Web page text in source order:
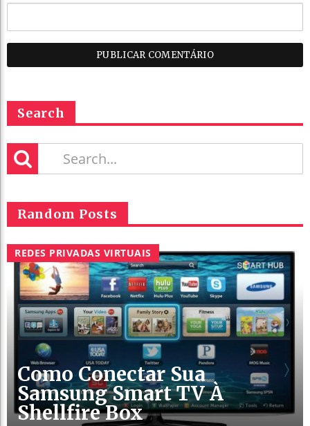
Search
Random Posts
REDES PRIVADAS VIRTUAIS
Como Conectar Sua
Samsung Smart TV À
Shellfire Box